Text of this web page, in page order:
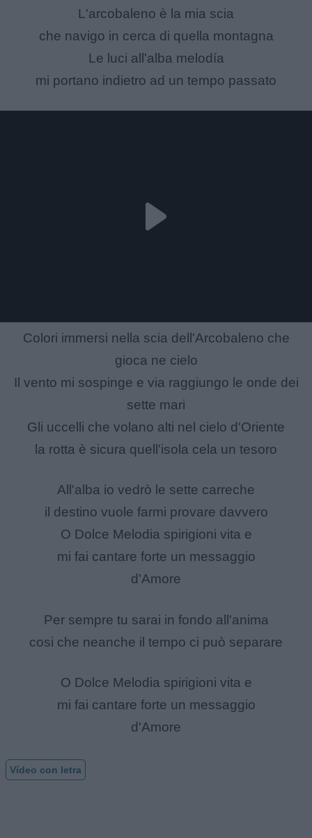
L'arcobaleno è la mia scia
che navigo in cerca di quella montagna
Le luci all'alba melodía
mi portano indietro ad un tempo passato
Colori immersi nella scia dell'Arcobaleno che
gioca ne cielo
Il vento mi sospinge e via raggiungo le onde dei
sette mari
Gli uccelli che volano alti nel cielo d'Oriente
la rotta è sicura quell'isola cela un tesoro
All'alba io vedrò le sette carreche
il destino vuole farmi provare davvero
O Dolce Melodia spirigioni vita e
mi fai cantare forte un messaggio
d'Amore
Per sempre tu sarai in fondo all'anima
cosi che neanche il tempo ci può separare
O Dolce Melodia spirigioni vita e
mi fai cantare forte un messaggio
d'Amore
Vídeo con letra